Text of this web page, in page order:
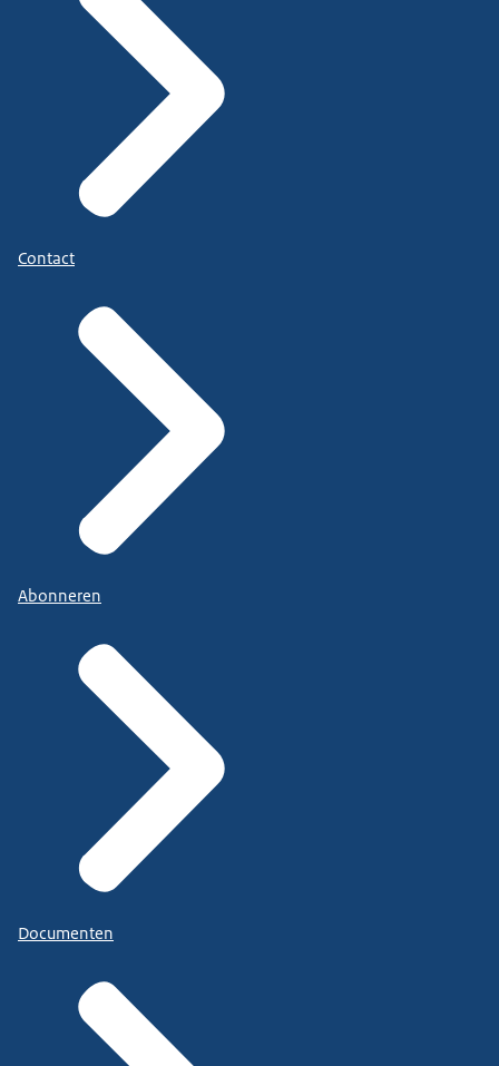
Contact
Abonneren
Documenten